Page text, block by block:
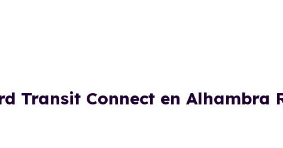
Transit Connect en Alhambra